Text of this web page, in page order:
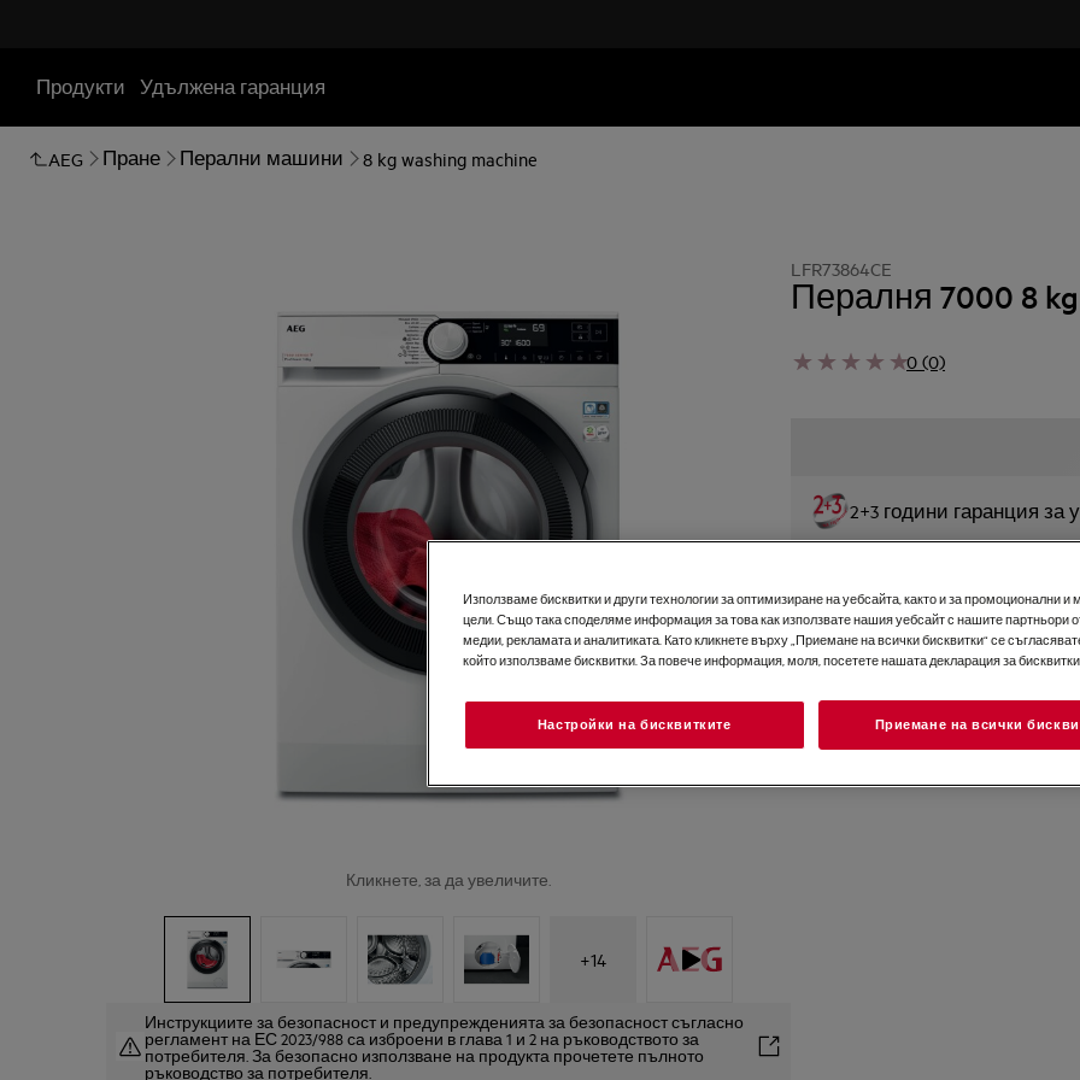
Продукти Удължена гаранция
AEG Пране Перални машини 8 kg washing machine
Кликнете, за да увеличите.
+14
Инструкциите за безопасност и предупрежденията за безопасност съгласно
регламент на ЕС 2023/988 са изброени в глава 1 и 2 на ръководството за
потребителя. За безопасно използване на продукта прочетете пълното
ръководство за потребителя.
LFR73864CE
Пералня 7000 8 kg
0 (0)
2+3 години гаранция за
Използваме бисквитки и други технологии за оптимизиране на уебсайта, както и за промоционални и
цели. Също така споделяме информация за това как използвате нашия уебсайт с нашите партньори
медии, рекламата и аналитиката. Като кликнете върху „Приемане на всички бисквитки“ се
който използваме бисквитки. За повече информация, моля, посетете нашата декларация за бисквитки.
Настройки на бисквитките Приемане на всички